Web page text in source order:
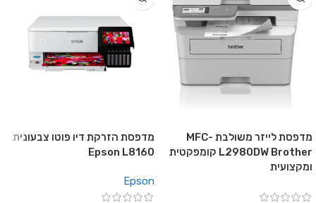
מדפסת לייזר משולבת MFC-
L2980DW Brother קומפקטית
ומקצועית
מדפסת הזרקת דיו פוטו צבעונית
Epson L8160
Epson